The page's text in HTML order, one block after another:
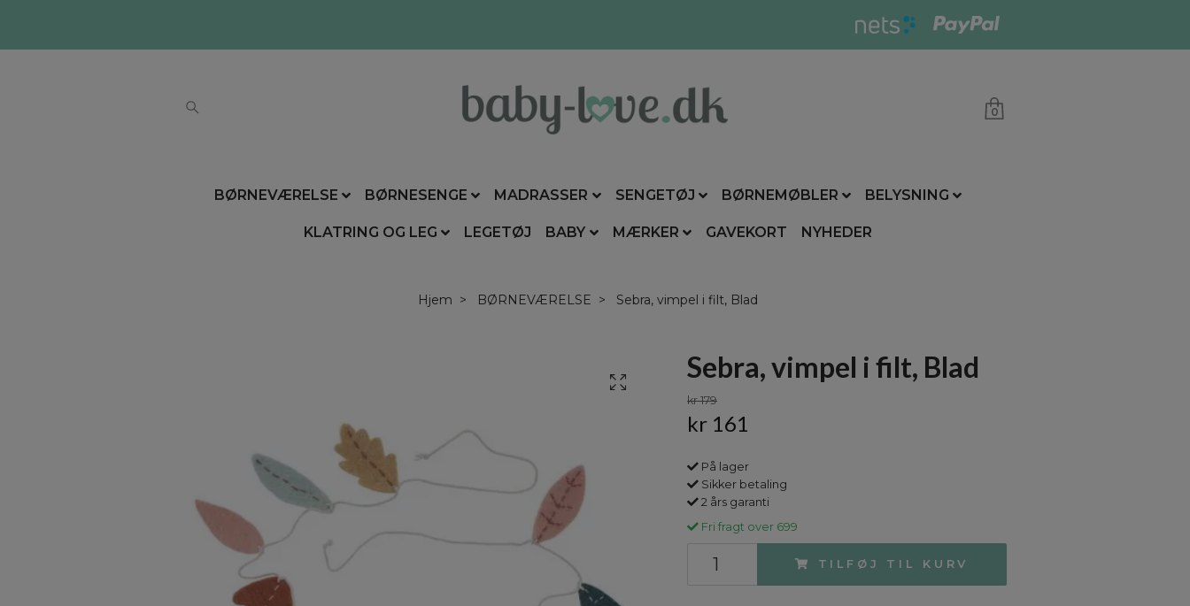
0
BØRNEVÆRELSE BØRNESENGE MADRASSER SENGETØJ BØRNEMØBLER BELYSNING
KLATRING OG LEG LEGETØJ BABY MÆRKER GAVEKORT NYHEDER
Hjem BØRNEVÆRELSE Sebra, vimpel i filt, Blad
Sebra, vimpel i filt, Blad
kr 179
kr 161
På lager
Sikker betaling
2 års garanti
Fri fragt over 699
TILFØJ TIL KURV